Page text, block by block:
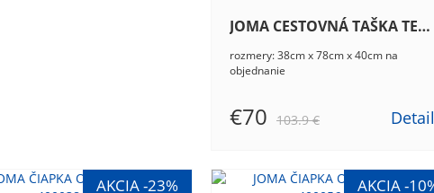
JOMA CESTOVNÁ TAŠKA TEAM TRAVEL 400198.100
rozmery: 38cm x 78cm x 40cm na
objednanie
€70 103.9 € Detail